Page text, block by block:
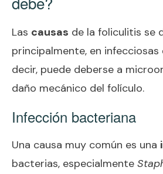
Las causas de la foliculitis se
principalmente, en infecciosas
decir, puede deberse a
daño mecánico del folículo.
Infección bacteriana
Una causa muy común es una
bacterias, especialmente